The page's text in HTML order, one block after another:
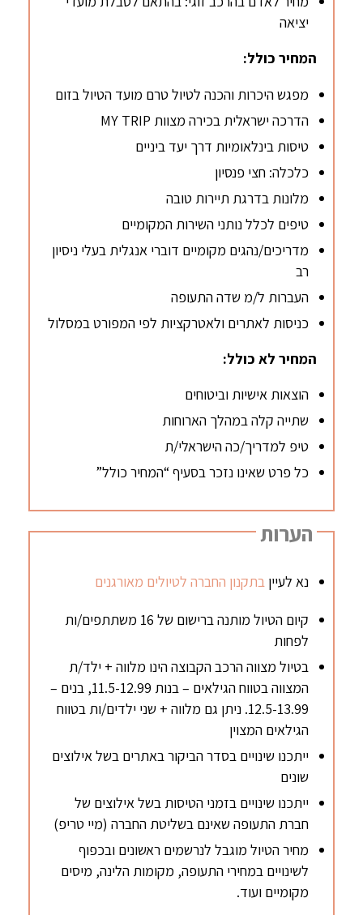
יציאה
המחיר לא כולל:
הוצאות אישיות וביטוחים
שתייה קלה במהלך הארוחות
טיפ למדריך/כה הישראלי/ת
כל פרט שאינו נזכר בסעיף “המחיר כולל”
המחיר כולל:
מפגש היכרות והכנה לטיול טרם מועד הטיול בזום
הדרכה ישראלית בכירה מצוות MY TRIP
טיסות בינלאומיות דרך יעד ביניים
כלכלה: חצי פנסיון
מלונות בדרגת תיירות טובה
טיפים לכלל נותני השירות המקומיים
מדריכים/נהגים מקומיים דוברי אנגלית בעלי ניסיון
רב
העברות ל/מ שדה התעופה
כניסות לאתרים ולאטרקציות לפי המפורט במסלול
הערות
נא לעייןבתקנון החברה לטיולים מאורגנים
קיום הטיול מותנה ברישום של 16 משתתפים/ות
לפחות
בטיול מצווה הרכב הקבוצה הינו מלווה + ילד/ת
המצווה בטווח הגילאים – בנות 11.5-12.99, בנים –
12.5-13.99. ניתן גם מלווה + שני ילדים/ות בטווח
הגילאים המצוין
ייתכנו שינויים בסדר הביקור באתרים בשל אילוצים
שונים
ייתכנו שינויים בזמני הטיסות בשל אילוצים של
חברת התעופה שאינם בשליטת החברה (מיי טריפ)
מחיר הטיול מוגבל לנרשמים ראשונים ובכפוף
לשינויים במחירי התעופה, מקומות הלינה, מיסים
מקומיים ועוד.